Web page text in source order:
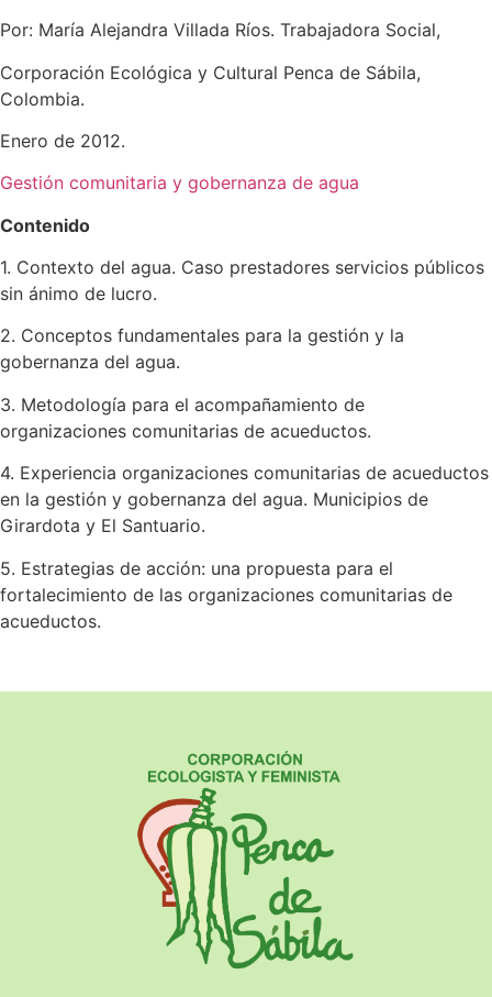
Por: María Alejandra Villada Ríos. Trabajadora Social,
Corporación Ecológica y Cultural Penca de Sábila,
Colombia.
Enero de 2012.
Gestión comunitaria y gobernanza de agua
Contenido
1. Contexto del agua. Caso prestadores servicios públicos
sin ánimo de lucro.
2. Conceptos fundamentales para la gestión y la
gobernanza del agua.
3. Metodología para el acompañamiento de
organizaciones comunitarias de acueductos.
4. Experiencia organizaciones comunitarias de acueductos
en la gestión y gobernanza del agua. Municipios de
Girardota y El Santuario.
5. Estrategias de acción: una propuesta para el
fortalecimiento de las organizaciones comunitarias de
acueductos.